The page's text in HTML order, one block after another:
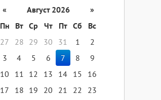
« Август 2026
»
Пн
Вт Ср Чт Пт Сб
Вс
27
28 29 30 31 1
2
3
4 5 6 7 8
9
10
11 12 13 14 15
16
17
18 19 20 21 22
23